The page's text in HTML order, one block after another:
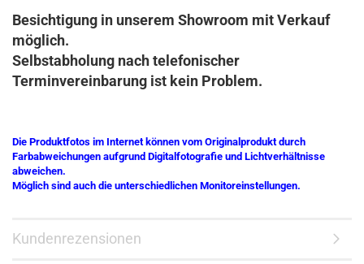
Besichtigung in unserem Showroom mit Verkauf
möglich.
Selbstabholung nach telefonischer
Terminvereinbarung ist kein Problem.
Die Produktfotos im Internet können vom Originalprodukt durch
Farbabweichungen aufgrund Digitalfotografie und Lichtverhältnisse
abweichen.
Möglich sind auch die unterschiedlichen Monitoreinstellungen.
Kundenrezensionen